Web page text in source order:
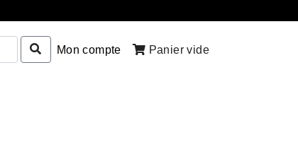
Mon compte Panier vide